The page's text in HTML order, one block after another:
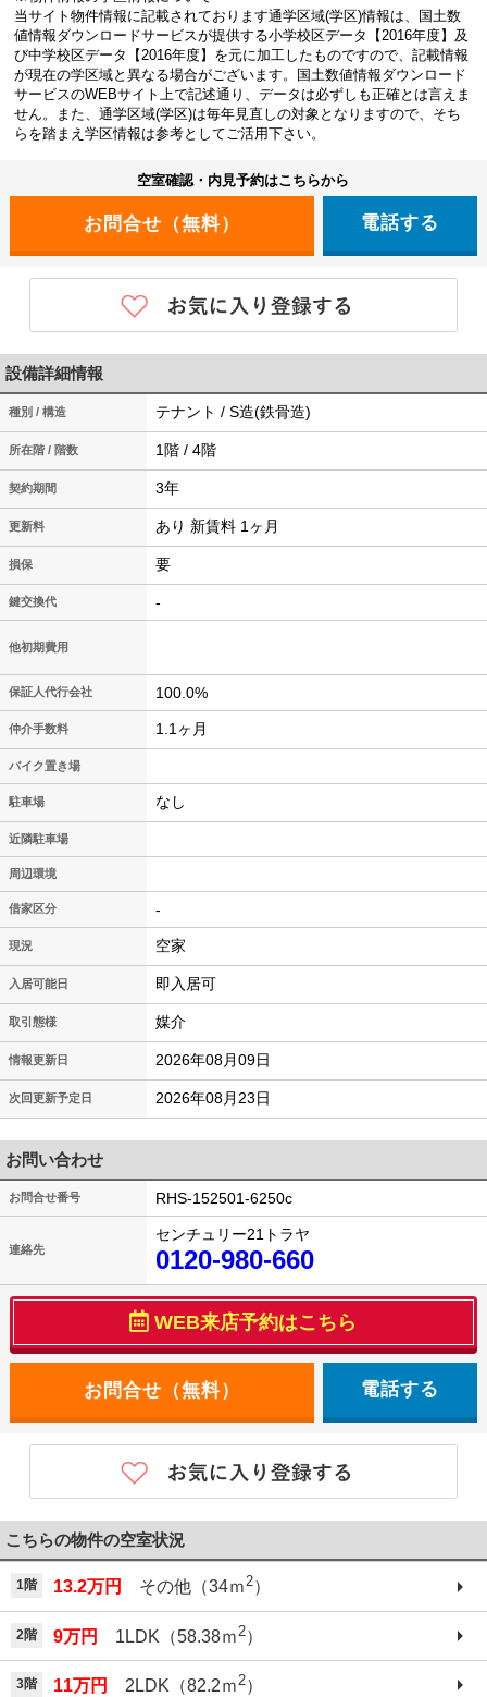
当サイト物件情報に記載されております通学区域(学区)情報は、国土数
値情報ダウンロードサービスが提供する小学校区データ【2016年度】及
び中学校区データ【2016年度】を元に加工したものですので、記載情報
が現在の学区域と異なる場合がございます。国土数値情報ダウンロード
サービスのWEBサイト上で記述通り、データは必ずしも正確とは言えま
せん。また、通学区域(学区)は毎年見直しの対象となりますので、そち
らを踏まえ学区情報は参考としてご活用下さい。
空室確認・内見予約はこちらから
電話する
設備詳細情報
種別 / 構造 テナント / S造(鉄骨造)
所在階 / 階数 1階 / 4階
契約期間 3年
更新料 あり 新賃料 1ヶ月
損保 要
鍵交換代 -
他初期費用
保証人代行会社 100.0%
仲介手数料 1.1ヶ月
バイク置き場
駐車場 なし
近隣駐車場
周辺環境
借家区分 -
現況 空家
入居可能日 即入居可
取引態様 媒介
情報更新日 2026年08月09日
次回更新予定日 2026年08月23日
お問い合わせ
お問合せ番号 RHS-152501-6250c
連絡先
センチュリー21トラヤ
0120-980-660
WEB来店予約はこちら
電話する
こちらの物件の空室状況
1階 13.2万円 その他（34ｍ2）
2階 9万円 1LDK（58.38ｍ 2）
3階 11万円 2LDK（82.2ｍ2）